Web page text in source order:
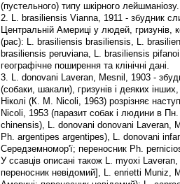
(пустельного) типу шкірного лейшманіозу.
2. L. brasiliensis Vianna, 1911 - збудник
Центральній Америці у людей, гризунів,
(рас): L. brasiliensis brasiliensis, L.
brasiliensis peruviana, L. brasiliensis
географічне поширення та клінічні дані.
3. L. donovani Laveran, Mesnil, 1903 -
(собаки, шакали), гризунів і деяких
Ніколі (К. М. Nicoli, 1963) розрізняє
Nicoli, 1953 (паразит собак і людини в
chinensis), L. donovani donovani Laveran,
Ph. argentipes argentipes), L. donovani
Середземномор'ї; переносник Ph.
У ссавців описані також L. myoxi
переносник невідомий], L. enrietti Muniz,